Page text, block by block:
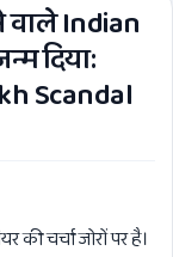
Indian
दिया:
Scandal
की चर्चा जोरों पर है।